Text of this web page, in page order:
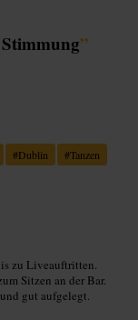
”
#Dublin #Tanzen
zu Liveauftritten.
Sitzen an der Bar.
gut aufgelegt.